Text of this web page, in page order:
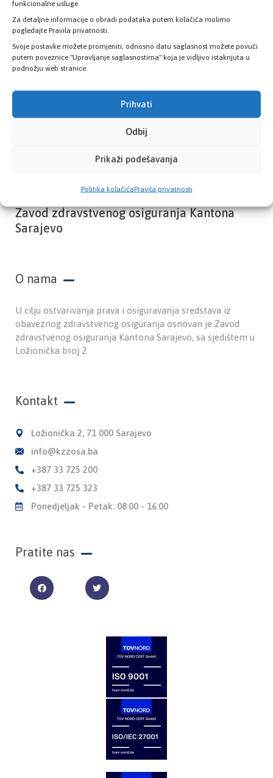
funkcionalne usluge.
Za detaljne informacije o obradi podataka putem kolačića molimo
pogledajte Pravila privatnosti.
Svoje postavke možete promjeniti, odnosno datu saglasnost možete povući
putem poveznice "Upravljanje saglasnostima" koja je vidljivo istaknjuta u
podnožju web stranice.
Prihvati
Odbij
Prikaži podešavanja
Politika kolačićaPravila privatnosti
Provjerite status vaše elektronske
zdravstvene kartice
PROVJERITE STATUS
Zavod zdravstvenog osiguranja Kantona
Sarajevo
O nama
U cilju ostvarivanja prava i osiguravanja sredstava iz
obaveznog zdravstvenog osiguranja osnovan je Zavod
zdravstvenog osiguranja Kantona Sarajevo, sa sjedištem u
Ložionička broj 2.
Kontakt
Ložionička 2, 71 000 Sarajevo
info@kzzosa.ba
+387 33 725 200
+387 33 725 323
Ponedjeljak - Petak: 08:00 - 16:00
Pratite nas